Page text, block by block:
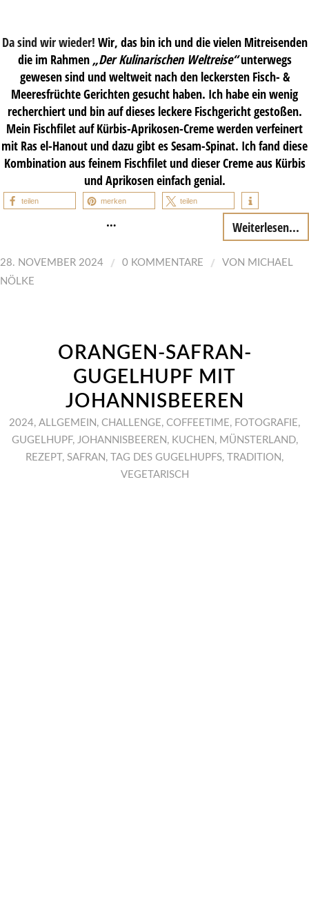
Da sind wir wieder! Wir, das bin ich und die vielen Mitreisenden
die im Rahmen „Der Kulinarischen Weltreise“unterwegs
gewesen sind und weltweit nach den leckersten Fisch- &
Meeresfrüchte Gerichten gesucht haben. Ich habe ein wenig
recherchiert und bin auf dieses leckere Fischgericht gestoßen.
Mein Fischfilet auf Kürbis-Aprikosen-Creme werden verfeinert
mit Ras el-Hanout und dazu gibt es Sesam-Spinat. Ich fand diese
Kombination aus feinem Fischfilet und dieser Creme aus Kürbis
und Aprikosen einfach genial.
teilen merken teilen
… Weiterlesen...
28. NOVEMBER 2024 / 0 KOMMENTARE / VON MICHAEL
NÖLKE
ORANGEN-SAFRAN-
GUGELHUPF MIT
JOHANNISBEEREN
2024, ALLGEMEIN , CHALLENGE, COFFEETIME, FOTOGRAFIE,
GUGELHUPF, JOHANNISBEEREN , KUCHEN , MÜNSTERLAND,
REZEPT , SAFRAN , TAG DES GUGELHUPFS, TRADITION ,
VEGETARISCH